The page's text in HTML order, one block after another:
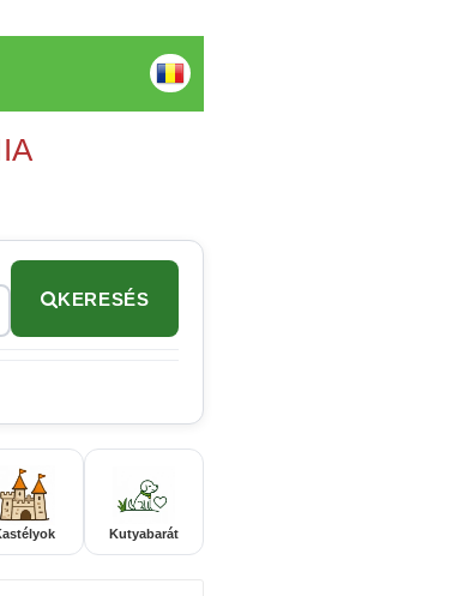
KERESÉS
Kutyabarát